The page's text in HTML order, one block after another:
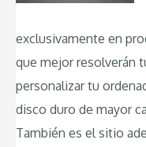
exclusivamente en
que mejor resolverán
personalizar tu
disco duro de mayor
También es el sitio